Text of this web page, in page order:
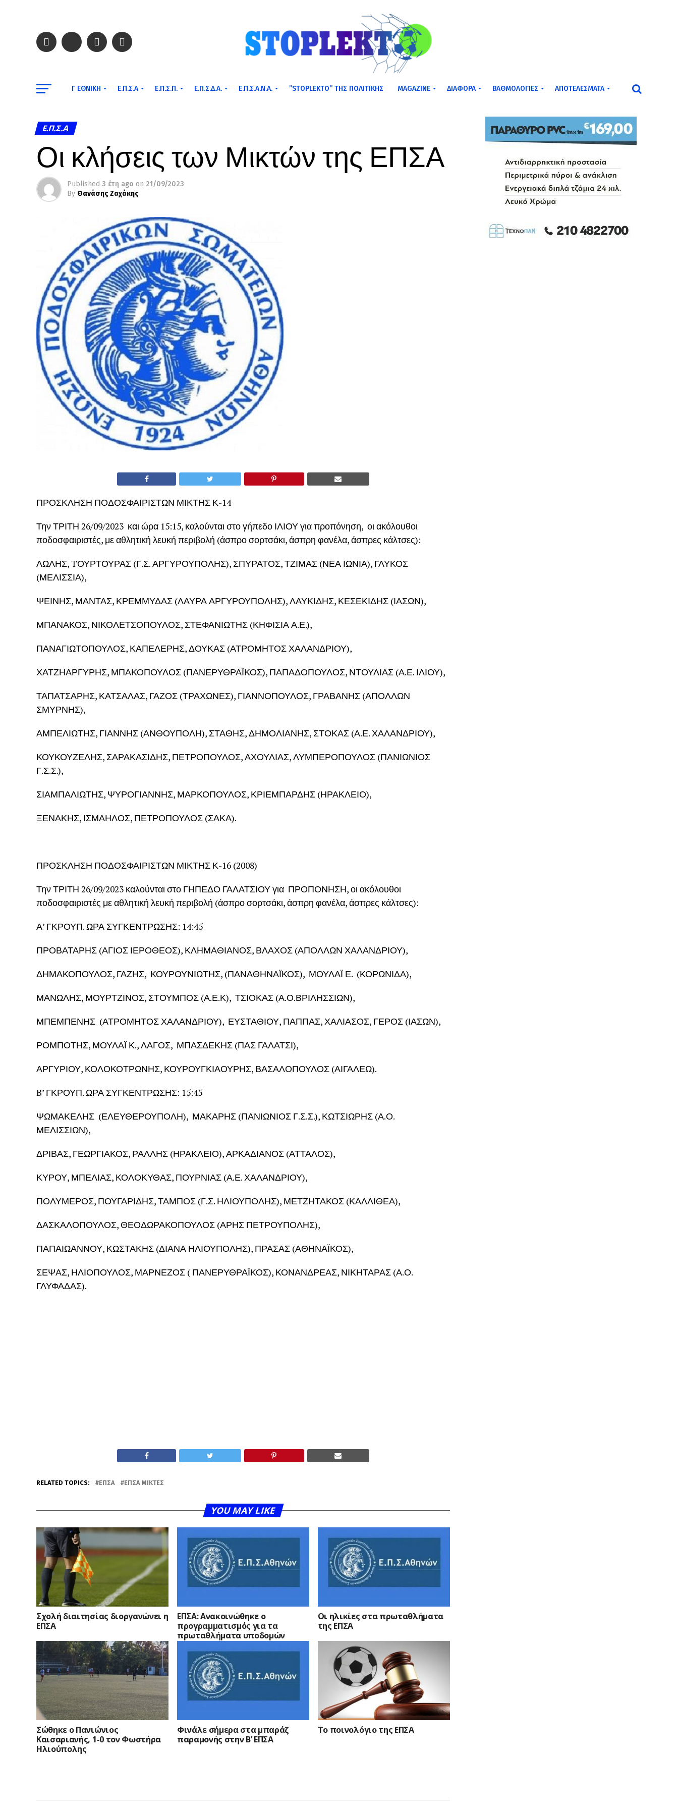
Γ ΕΘΝΙΚΉ Ε.Π.Σ.Α Ε.Π.Σ.Π. Ε.Π.Σ.Δ.Α. Ε.Π.Σ.Α.Ν.Α. ”STOPLEKTO” ΤΗΣ ΠΟΛΙΤΙΚΗΣ MAGAZINE ΔΙΆΦΟΡΑ ΒΑΘΜΟΛΟΓΊΕΣ ΑΠΟΤΕΛΈΣΜΑΤΑ
Ε.Π.Σ.Α
Οι κλήσεις των Μικτών της ΕΠΣΑ
Published 3 έτη ago on 21/09/2023
By Θανάσης Ζαχάκης
ΠΡΟΣΚΛΗΣΗ ΠΟΔΟΣΦΑΙΡΙΣΤΩΝ ΜΙΚΤΗΣ Κ-14
Την ΤΡΙΤΗ 26/09/2023 και ώρα 15:15, καλούνται στο γήπεδο ΙΛΙΟΥ για προπόνηση, οι ακόλουθοι
ποδοσφαιριστές, με αθλητική λευκή περιβολή (άσπρο σορτσάκι, άσπρη φανέλα, άσπρες κάλτσες):
ΛΩΛΗΣ, TΟΥΡΤΟΥΡΑΣ (Γ.Σ. ΑΡΓΥΡΟΥΠΟΛΗΣ), ΣΠΥΡΑΤΟΣ, ΤΖΙΜΑΣ (ΝΕΑ ΙΩΝΙΑ), ΓΛΥΚΟΣ
(ΜΕΛΙΣΣΙΑ),
ΨΕΙΝΗΣ, ΜΑΝΤΑΣ, ΚΡΕΜΜΥΔΑΣ (ΛΑΥΡΑ ΑΡΓΥΡΟΥΠΟΛΗΣ), ΛΑΥΚΙΔΗΣ, ΚΕΣΕΚΙΔΗΣ (ΙΑΣΩΝ),
ΜΠΑΝΑΚΟΣ, ΝΙΚΟΛΕΤΣΟΠΟΥΛΟΣ, ΣΤΕΦΑΝΙΩΤΗΣ (ΚΗΦΙΣΙΑ Α.Ε.),
ΠΑΝΑΓΙΩΤΟΠΟΥΛΟΣ, ΚΑΠΕΛΕΡΗΣ, ΔΟΥΚΑΣ (ΑΤΡΟΜΗΤΟΣ ΧΑΛΑΝΔΡΙΟΥ),
ΧΑΤΖΗΑΡΓΥΡΗΣ, ΜΠΑΚΟΠΟΥΛΟΣ (ΠΑΝΕΡΥΘΡΑΪΚΟΣ), ΠΑΠΑΔΟΠΟΥΛΟΣ, ΝΤΟΥΛΙΑΣ (Α.Ε. ΙΛΙΟΥ),
ΤΑΠΑΤΣΑΡΗΣ, ΚΑΤΣΑΛΑΣ, ΓΑΖΟΣ (ΤΡΑΧΩΝΕΣ), ΓΙΑΝΝΟΠΟΥΛΟΣ, ΓΡΑΒΑΝΗΣ (ΑΠΟΛΛΩΝ
ΣΜΥΡΝΗΣ),
ΑΜΠΕΛΙΩΤΗΣ, ΓΙΑΝΝΗΣ (ΑΝΘΟΥΠΟΛΗ), ΣΤΑΘΗΣ, ΔΗΜΟΛΙΑΝΗΣ, ΣΤΟΚΑΣ (Α.Ε. ΧΑΛΑΝΔΡΙΟΥ),
ΚΟΥΚΟΥΖΕΛΗΣ, ΣΑΡΑΚΑΣΙΔΗΣ, ΠΕΤΡΟΠΟΥΛΟΣ, ΑΧΟΥΛΙΑΣ, ΛΥΜΠΕΡΟΠΟΥΛΟΣ (ΠΑΝΙΩΝΙΟΣ
Γ.Σ.Σ.),
ΣΙΑΜΠΑΛΙΩΤΗΣ, ΨΥΡΟΓΙΑΝΝΗΣ, ΜΑΡΚΟΠΟΥΛΟΣ, ΚΡΙΕΜΠΑΡΔΗΣ (ΗΡΑΚΛΕΙΟ),
ΞΕΝΑΚΗΣ, ΙΣΜΑΗΛΟΣ, ΠΕΤΡΟΠΟΥΛΟΣ (ΣΑΚΑ).
ΠΡΟΣΚΛΗΣΗ ΠΟΔΟΣΦΑΙΡΙΣΤΩΝ ΜΙΚΤΗΣ Κ-16 (2008)
Την ΤΡΙΤΗ 26/09/2023 καλούνται στο ΓΗΠΕΔΟ ΓΑΛΑΤΣΙΟΥ για ΠΡΟΠΟΝΗΣΗ, οι ακόλουθοι
ποδοσφαιριστές με αθλητική λευκή περιβολή (άσπρο σορτσάκι, άσπρη φανέλα, άσπρες κάλτσες):
Α’ ΓΚΡΟΥΠ. ΩΡΑ ΣΥΓΚΕΝΤΡΩΣΗΣ: 14:45
ΠΡΟΒΑΤΑΡΗΣ (ΑΓΙΟΣ ΙΕΡΟΘΕΟΣ), ΚΛΗΜΑΘΙΑΝΟΣ, ΒΛΑΧΟΣ (ΑΠΟΛΛΩΝ ΧΑΛΑΝΔΡΙΟΥ),
ΔΗΜΑΚΟΠΟΥΛΟΣ, ΓΑΖΗΣ, ΚΟΥΡΟΥΝΙΩΤΗΣ, (ΠΑΝΑΘΗΝΑΪΚΟΣ), ΜΟΥΛΑΪ Ε. (ΚΟΡΩΝΙΔΑ),
ΜΑΝΩΛΗΣ, ΜΟΥΡΤΖΙΝΟΣ, ΣΤΟΥΜΠΟΣ (Α.Ε.Κ), ΤΣΙΟΚΑΣ (Α.Ο.ΒΡΙΛΗΣΣΙΩΝ),
ΜΠΕΜΠΕΝΗΣ (ΑΤΡΟΜΗΤΟΣ ΧΑΛΑΝΔΡΙΟΥ), ΕΥΣΤΑΘΙΟΥ, ΠΑΠΠΑΣ, ΧΑΛΙΑΣΟΣ, ΓΕΡΟΣ (ΙΑΣΩΝ),
ΡΟΜΠΟΤΗΣ, ΜΟΥΛΑΪ Κ., ΛΑΓΟΣ, ΜΠΑΣΔΕΚΗΣ (ΠΑΣ ΓΑΛΑΤΣΙ),
ΑΡΓΥΡΙΟΥ, ΚΟΛΟΚΟΤΡΩΝΗΣ, ΚΟΥΡΟΥΓΚΙΑΟΥΡΗΣ, ΒΑΣΑΛΟΠΟΥΛΟΣ (ΑΙΓΑΛΕΩ).
B’ ΓΚΡΟΥΠ. ΩΡΑ ΣΥΓΚΕΝΤΡΩΣΗΣ: 15:45
ΨΩΜΑΚΕΛΗΣ (ΕΛΕΥΘΕΡΟΥΠΟΛΗ), ΜΑΚΑΡΗΣ (ΠΑΝΙΩΝΙΟΣ Γ.Σ.Σ.), ΚΩΤΣΙΩΡΗΣ (Α.Ο.
ΜΕΛΙΣΣΙΩΝ),
ΔΡΙΒΑΣ, ΓΕΩΡΓΙΑΚΟΣ, ΡΑΛΛΗΣ (ΗΡΑΚΛΕΙΟ), ΑΡΚΑΔΙΑΝΟΣ (ΑΤΤΑΛΟΣ),
ΚΥΡΟΥ, ΜΠΕΛΙΑΣ, ΚΟΛΟΚΥΘΑΣ, ΠΟΥΡΝΙΑΣ (Α.Ε. ΧΑΛΑΝΔΡΙΟΥ),
ΠΟΛΥΜΕΡΟΣ, ΠΟΥΓΑΡΙΔΗΣ, ΤΑΜΠΟΣ (Γ.Σ. ΗΛΙΟΥΠΟΛΗΣ), ΜΕΤΖΗΤΑΚΟΣ (ΚΑΛΛΙΘΕΑ),
ΔΑΣΚΑΛΟΠΟΥΛΟΣ, ΘΕΟΔΩΡΑΚΟΠΟΥΛΟΣ (ΑΡΗΣ ΠΕΤΡΟΥΠΟΛΗΣ),
ΠΑΠΑΙΩΑΝΝΟΥ, ΚΩΣΤΑΚΗΣ (ΔΙΑΝΑ ΗΛΙΟΥΠΟΛΗΣ), ΠΡΑΣΑΣ (ΑΘΗΝΑΪΚΟΣ),
ΣΕΨΑΣ, ΗΛΙΟΠΟΥΛΟΣ, ΜΑΡΝΕΖΟΣ ( ΠΑΝΕΡΥΘΡΑΪΚΟΣ), ΚΟΝΑΝΔΡΕΑΣ, ΝΙΚΗΤΑΡΑΣ (Α.Ο.
ΓΛΥΦΑΔΑΣ).
RELATED TOPICS: ΕΠΣΑ ΕΠΣΑ ΜΙΚΤΈΣ
YOU MAY LIKE
Σχολή διαιτησίας διοργανώνει η
ΕΠΣΑ
ΕΠΣΑ: Ανακοινώθηκε ο
προγραμματισμός για τα
πρωταθλήματα υποδομών
Οι ηλικίες στα πρωταθλήματα
της ΕΠΣΑ
Σώθηκε ο Πανιώνιος
Καισαριανής, 1-0 τον Φωστήρα
Ηλιούπολης
Φινάλε σήμερα στα μπαράζ
παραμονής στην Β’ ΕΠΣΑ
Το ποινολόγιο της ΕΠΣΑ